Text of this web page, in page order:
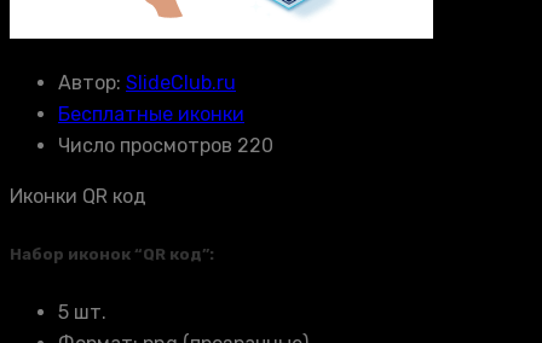
Автор: SlideClub.ru
Бесплатные иконки
Число просмотров 220
Иконки QR код
Набор иконок “QR код”:
5 шт.